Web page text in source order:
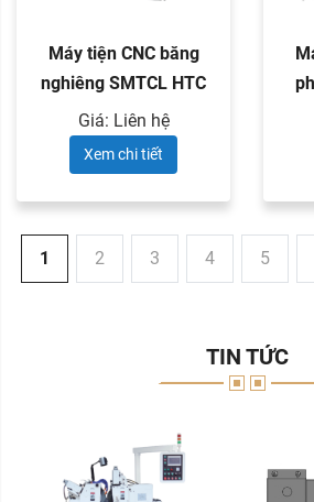
Máy tiện CNC băng
nghiêng SMTCL HTC
series
Giá: Liên hệ
Xem chi tiết
1 2 3 4 5
TIN TỨC